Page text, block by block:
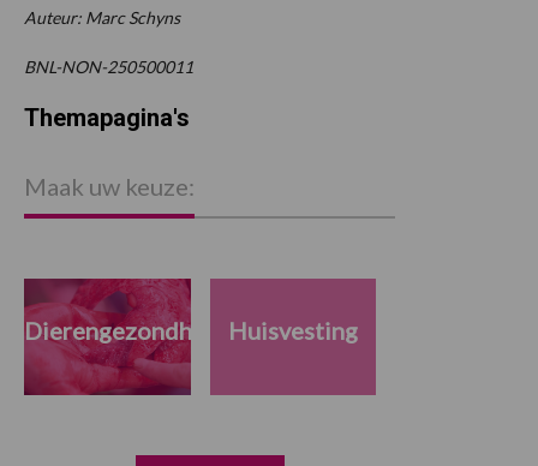
Auteur: Marc Schyns
BNL-NON-250500011
Themapagina's
Maak uw keuze:
Dierengezondheid Huisvesting